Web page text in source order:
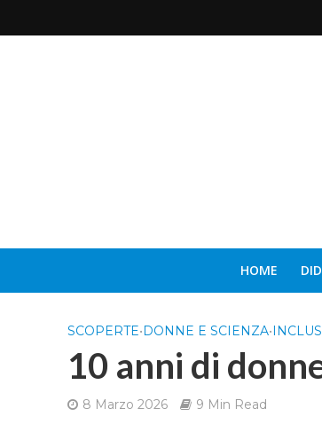
HOME
SCOPERTE•DONNE E SCIENZA•
10 anni di
8 Marzo 2026 9 Min Read